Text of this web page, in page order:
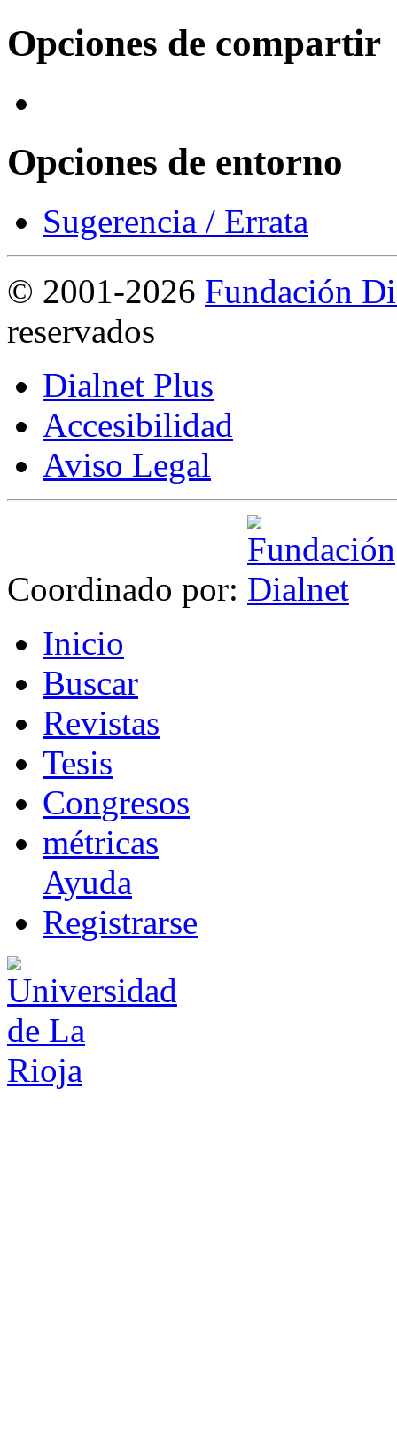
Opciones de compartir
Opciones de entorno
Sugerencia / Errata
© 2001-2026 Fundación
reservados
Dialnet Plus
Accesibilidad
Aviso Legal
Coordinado por:
Inicio
Buscar
Revistas
Tesis
Congresos
métricas
Ayuda
Registrarse